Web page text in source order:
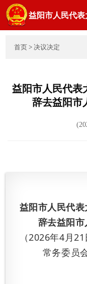
益阳市人民代
领导之窗
机关党建
首页 >决议决定
益阳市人民代表
辞去益阳市
益阳市人民代
辞去益阳
（2026年4月
常务委员